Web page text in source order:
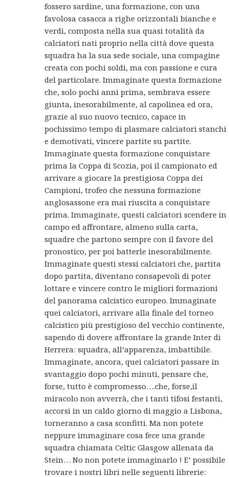
fossero sardine, una formazione, con una
favolosa casacca a righe orizzontali bianche e
verdi, composta nella sua quasi totalità da
calciatori nati proprio nella città dove questa
squadra ha la sua sede sociale, una compagine
creata con pochi soldi, ma con passione e cura
del particolare. Immaginate questa formazione
che, solo pochi anni prima, sembrava essere
giunta, inesorabilmente, al capolinea ed ora,
grazie al suo nuovo tecnico, capace in
pochissimo tempo di plasmare calciatori stanchi
e demotivati, vincere partite su partite.
Immaginate questa formazione conquistare
prima la Coppa di Scozia, poi il campionato ed
arrivare a giocare la prestigiosa Coppa dei
Campioni, trofeo che nessuna formazione
anglosassone era mai riuscita a conquistare
prima. Immaginate, questi calciatori scendere in
campo ed affrontare, almeno sulla carta,
squadre che partono sempre con il favore del
pronostico, per poi batterle inesorabilmente.
Immaginate questi stessi calciatori che, partita
dopo partita, diventano consapevoli di poter
lottare e vincere contro le migliori formazioni
del panorama calcistico europeo. Immaginate
quei calciatori, arrivare alla finale del torneo
calcistico più prestigioso del vecchio continente,
sapendo di dovere affrontare la grande Inter di
Herrera: squadra, all’apparenza, imbattibile.
Immaginate, ancora, quei calciatori passare in
svantaggio dopo pochi minuti, pensare che,
forse, tutto è compromesso….che, forse,il
miracolo non avverrà, che i tanti tifosi festanti,
accorsi in un caldo giorno di maggio a Lisbona,
torneranno a casa sconfitti. Ma non potete
neppure immaginare cosa fece una grande
squadra chiamata Celtic Glasgow allenata da
Stein… No non potete immaginarlo ! E’ possibile
trovare i nostri libri nelle seguenti librerie: